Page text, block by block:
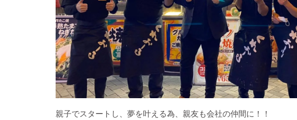
親子でスタートし、夢を叶える為、親友も会社の仲間に！！